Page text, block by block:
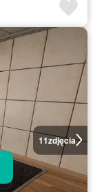
11zdjęcia